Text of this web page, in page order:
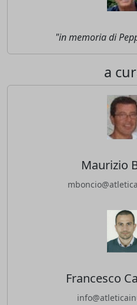
"in memoria di
a
Maurizio
Francesco